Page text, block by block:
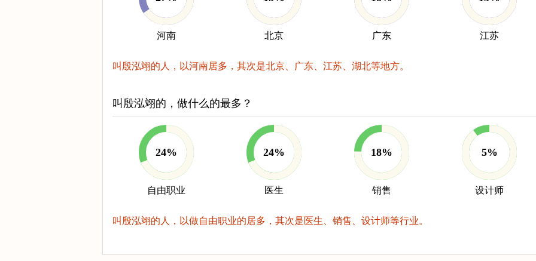
河南 北京 广东 江苏
叫殷泓翊的人，以河南居多，其次是北京、广东、江苏、湖北等地方。
叫殷泓翊的，做什么的最多？
24%
自由职业
24%
医生
18%
销售
5%
设计师
叫殷泓翊的人，以做自由职业的居多，其次是医生、销售、设计师等行业。